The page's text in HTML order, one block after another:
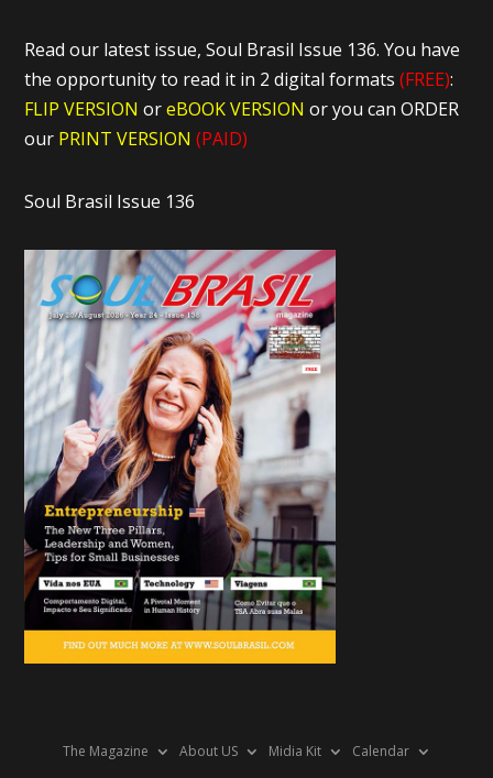
Read our latest issue, Soul Brasil Issue 136. You have
the opportunity to read it in 2 digital formats(FREE):
FLIP VERSION oreBOOK VERSIONor you can ORDER
our PRINT VERSION (PAID)
Soul Brasil Issue 136
The Magazine About US Midia Kit Calendar